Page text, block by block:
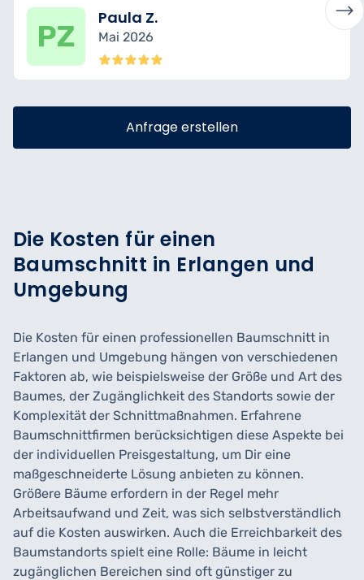
Anfrage erstellen
Die Kosten für einen
Baumschnitt in Erlangen und
Umgebung
Die Kosten für einen professionellen Baumschnitt in
Erlangen und Umgebung hängen von verschiedenen
Faktoren ab, wie beispielsweise der Größe und Art des
Baumes, der Zugänglichkeit des Standorts sowie der
Komplexität der Schnittmaßnahmen. Erfahrene
Baumschnittfirmen berücksichtigen diese Aspekte bei
der individuellen Preisgestaltung, um Dir eine
maßgeschneiderte Lösung anbieten zu können.
Größere Bäume erfordern in der Regel mehr
Arbeitsaufwand und Zeit, was sich selbstverständlich
auf die Kosten auswirken. Auch die Erreichbarkeit des
Baumstandorts spielt eine Rolle: Bäume in leicht
zugänglichen Bereichen sind oft günstiger zu